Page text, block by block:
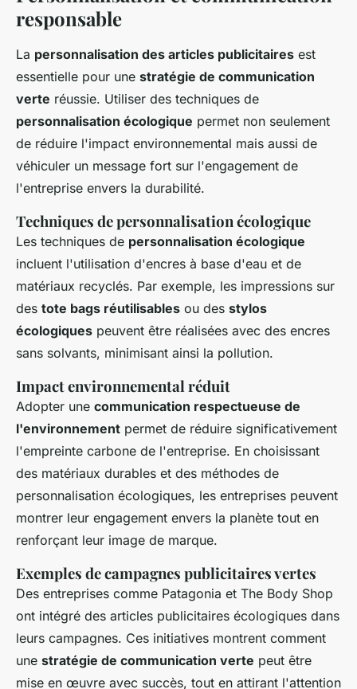
responsable
La personnalisation des articles publicitaires est
essentielle pour une stratégie de communication
verte réussie. Utiliser des techniques de
personnalisation écologique permet non seulement
de réduire l'impact environnemental mais aussi de
véhiculer un message fort sur l'engagement de
l'entreprise envers la durabilité.
Techniques de personnalisation écologique
Les techniques de personnalisation écologique
incluent l'utilisation d'encres à base d'eau et de
matériaux recyclés. Par exemple, les impressions sur
des tote bags réutilisables ou des stylos
écologiques peuvent être réalisées avec des encres
sans solvants, minimisant ainsi la pollution.
Impact environnemental réduit
Adopter une communication respectueuse de
l'environnement permet de réduire significativement
l'empreinte carbone de l'entreprise. En choisissant
des matériaux durables et des méthodes de
personnalisation écologiques, les entreprises peuvent
montrer leur engagement envers la planète tout en
renforçant leur image de marque.
Exemples de campagnes publicitaires vertes
Des entreprises comme Patagonia et The Body Shop
ont intégré des articles publicitaires écologiques dans
leurs campagnes. Ces initiatives montrent comment
une stratégie de communication verte peut être
mise en œuvre avec succès, tout en attirant l'attention